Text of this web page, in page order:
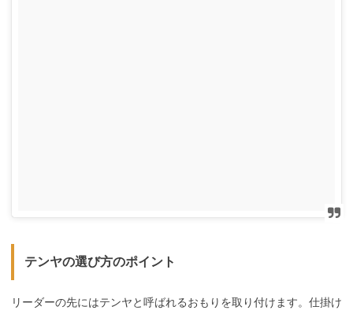
テンヤの選び方のポイント
リーダーの先にはテンヤと呼ばれるおもりを取り付けます。仕掛け